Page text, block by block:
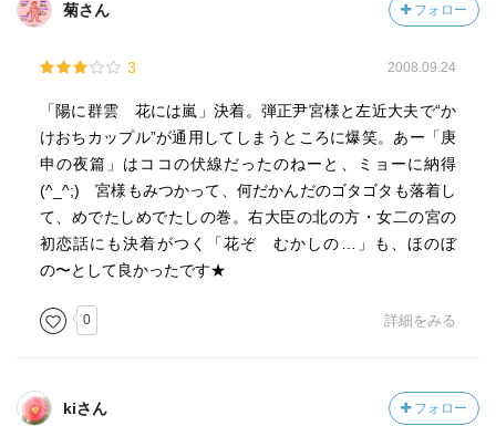
菊さん フォロー
3 2008.09.24
「陽に群雲 花には嵐」決着。弾正尹宮様と左近大夫で“か
けおちカップル”が通用してしまうところに爆笑。あー「庚
申の夜篇」はココの伏線だったのねーと、ミョーに納得
(^_^;) 宮様もみつかって、何だかんだのゴタゴタも落着し
て、めでたしめでたしの巻。右大臣の北の方・女二の宮の
初恋話にも決着がつく「花ぞ むかしの…」も、ほのぼ
の〜として良かったです★
0 詳細をみる
kiさん フォロー